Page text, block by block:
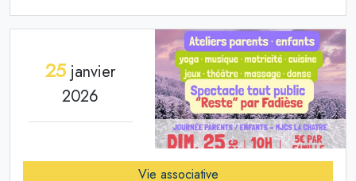
25janvier
2026
Vie associative